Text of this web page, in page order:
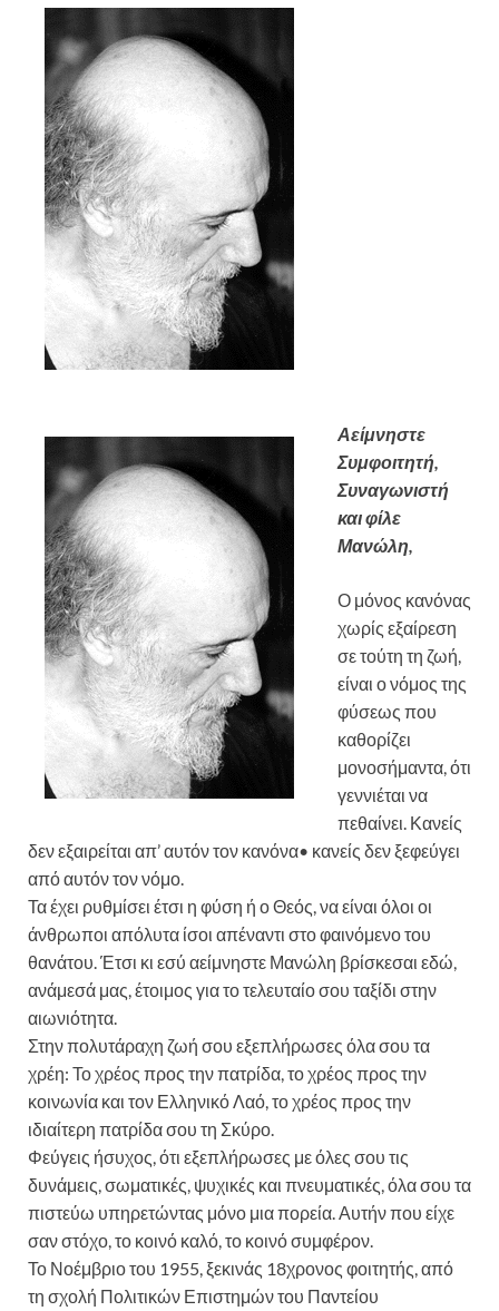
Αείμνηστε
Συμφοιτητή,
Συναγωνιστή
και φίλε
Μανώλη,
Ο μόνος κανόνας
χωρίς εξαίρεση
σε τούτη τη ζωή,
είναι ο νόμος της
φύσεως που
καθορίζει
μονοσήμαντα, ότι
γεννιέται να
πεθαίνει. Κανείς
δεν εξαιρείται απ’ αυτόν τον κανόνα• κανείς δεν ξεφεύγει
από αυτόν τον νόμο.
Τα έχει ρυθμίσει έτσι η φύση ή ο Θεός, να είναι όλοι οι
άνθρωποι απόλυτα ίσοι απέναντι στο φαινόμενο του
θανάτου. Έτσι κι εσύ αείμνηστε Μανώλη βρίσκεσαι εδώ,
ανάμεσά μας, έτοιμος για το τελευταίο σου ταξίδι στην
αιωνιότητα.
Στην πολυτάραχη ζωή σου εξεπλήρωσες όλα σου τα
χρέη: Το χρέος προς την πατρίδα, το χρέος προς την
κοινωνία και τον Ελληνικό Λαό, το χρέος προς την
ιδιαίτερη πατρίδα σου τη Σκύρο.
Φεύγεις ήσυχος, ότι εξεπλήρωσες με όλες σου τις
δυνάμεις, σωματικές, ψυχικές και πνευματικές, όλα σου τα
πιστεύω υπηρετώντας μόνο μια πορεία. Αυτήν που είχε
σαν στόχο, το κοινό καλό, το κοινό συμφέρον.
Το Νοέμβριο του 1955, ξεκινάς 18χρονος φοιτητής, από
τη σχολή Πολιτικών Επιστημών του Παντείου